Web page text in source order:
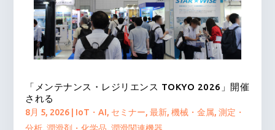
「メンテナンス・レジリエンス TOKYO 2026」開催
される
8月 5, 2026 IoT・AI, セミナー,最新,機械・金属,測定・